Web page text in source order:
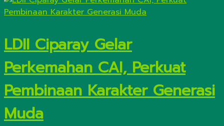
LDII Ciparay Gelar
Perkemahan CAI, Perkuat
Pembinaan Karakter Generasi
Muda